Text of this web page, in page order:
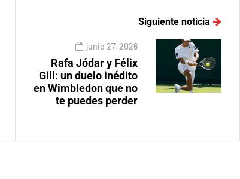
Siguiente noticia
junio 27, 2026
Rafa Jódar y Félix
Gill: un duelo inédito
en Wimbledon que no
te puedes perder